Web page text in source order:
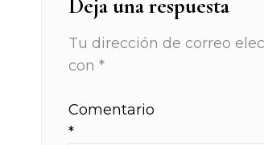
Deja una respuesta
Tu dirección de correo
con *
Comentario
*